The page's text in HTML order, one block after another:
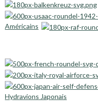
Américains
Hydravions Japonais